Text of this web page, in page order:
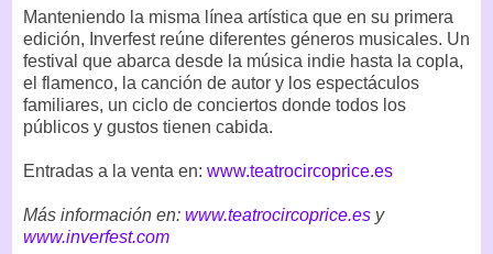
Manteniendo la misma línea artística que en su primera
edición, Inverfest reúne diferentes géneros musicales. Un
festival que abarca desde la música indie hasta la copla,
el flamenco, la canción de autor y los espectáculos
familiares, un ciclo de conciertos donde todos los
públicos y gustos tienen cabida.
Entradas a la venta en: www.teatrocircoprice.es
Más información en: www.teatrocircoprice.es y
www.inverfest.com